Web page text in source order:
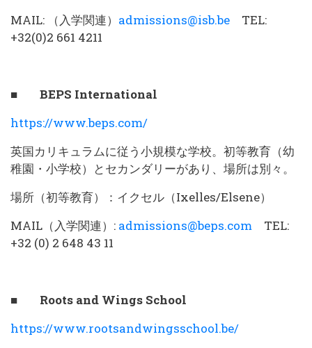
MAIL: （入学関連） admissions@isb.be TEL:
+32(0)2 661 4211
■ BEPS International
https://www.beps.com/
英国カリキュラムに従う小規模な学校。初等教育（幼
稚園・小学校）とセカンダリーがあり、場所は別々。
場所（初等教育）：イクセル（Ixelles/Elsene）
MAIL（入学関連）: admissions@beps.com TEL:
+32 (0) 2 648 43 11
■ Roots and Wings School
https://www.rootsandwingsschool.be/